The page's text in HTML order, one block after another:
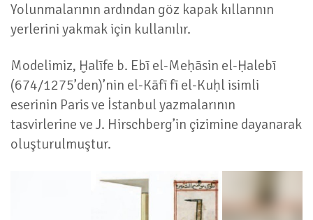
Yolunmalarının ardından göz kapak kıllarının
yerlerini yakmak için kullanılır.
Modelimiz, Ḫalīfe b. Ebī el-Meḥāsin el-Ḥalebī
(674/1275’den)’nin el-Kāfī fī el-Kuḥl isimli
eserinin Paris ve İstanbul yazmalarının
tasvirlerine ve J. Hirschberg’in çizimine dayanarak
oluşturulmuştur.